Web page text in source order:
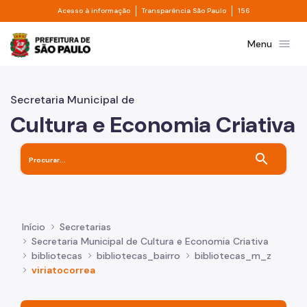
Pular para o Conteúdo principal
Acesso à informação Divisor de acesso à informação
Transparência São Paulo Divisor de
156
Prefeitura de São PauloMenu menu
Secretaria Municipal de
Cultura e Economia Criativa
search
Início
Secretarias
Secretaria Municipal de Cultura e Economia Criativa
bibliotecas
bibliotecas_bairro
bibliotecas_m_z
viriatocorrea